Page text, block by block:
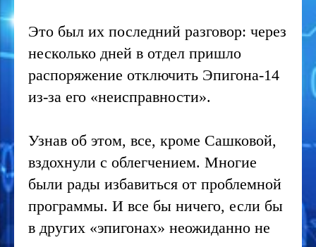
Это был их последний разговор: через
несколько дней в отдел пришло
распоряжение отключить Эпигона-14
из-за его «неисправности».
Узнав об этом, все, кроме Сашковой,
вздохнули с облегчением. Многие
были рады избавиться от проблемной
программы. И все бы ничего, если бы
в других «эпигонах» неожиданно не